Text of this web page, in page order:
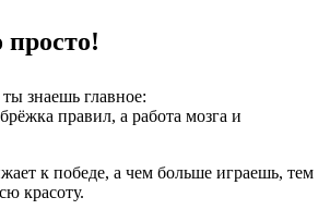
знаешь главное:
правил, а работа мозга и
к победе, а чем больше играешь, тем
красоту.